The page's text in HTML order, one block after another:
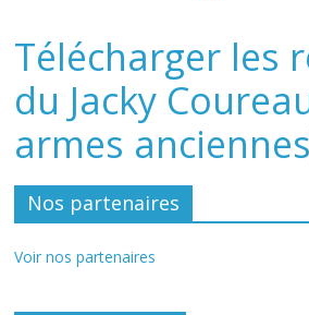
Télécharger les
du Jacky
armes
Nos partenaires
Voir nos partenaires